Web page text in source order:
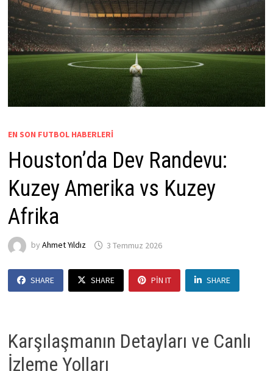
EN SON FUTBOL HABERLERI
Houston’da Dev Randevu:
Kuzey Amerika vs Kuzey
Afrika
by Ahmet Yıldız 3 Temmuz 2026
SHARE SHARE PIN IT SHARE
Karşılaşmanın Detayları ve Canlı
İzleme Yolları